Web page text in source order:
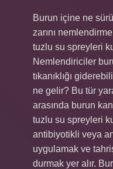
Burun içine ne
zarını
tuzlu su spreyleri
Nemlendiriciler
tıkanıklığı
ne gelir? Bu tür
arasında burun
tuzlu su spreyleri
antibiyotikli veya
uygulamak ve
durmak yer alır.